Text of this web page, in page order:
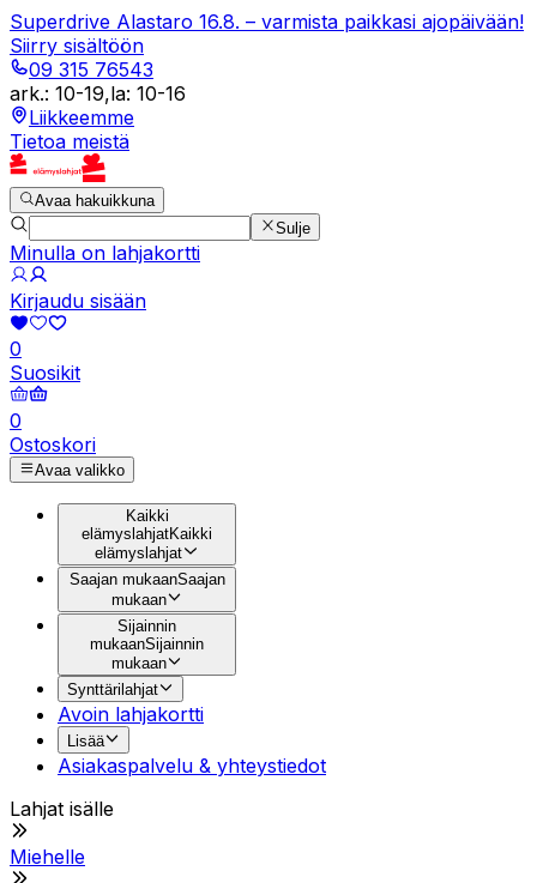
Superdrive Alastaro 16.8. – varmista paikkasi ajopäivään!
Siirry sisältöön
09 315 76543
ark.: 10-19,la: 10-16
Liikkeemme
Tietoa meistä
Avaa hakuikkuna
Sulje
Minulla on lahjakortti
Kirjaudu sisään
0
Suosikit
0
Ostoskori
Avaa valikko
Kaikki
elämyslahjatKaikki
elämyslahjat
Saajan mukaanSaajan
mukaan
Sijainnin
mukaanSijainnin
mukaan
Synttärilahjat
Avoin lahjakortti
Lisää
Asiakaspalvelu & yhteystiedot
Lahjat isälle
Miehelle